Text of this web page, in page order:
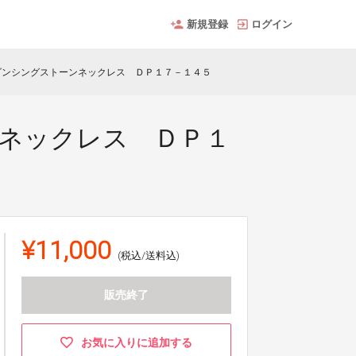
新規登録 ログイン
シングストーンネックレス ＤＰ１７－１４５
ックレス ＤＰ１
¥11,000 (税込/送料込)
販売終了
お気に入りに追加する